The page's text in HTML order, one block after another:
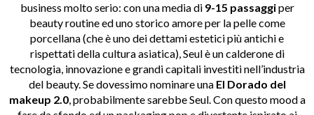
business molto serio: con una media di 9-15 passaggiper
beauty routine ed uno storico amore per la pelle come
porcellana (che è uno dei dettami estetici più antichi e
rispettati della cultura asiatica), Seul è un calderone di
tecnologia, innovazione e grandi capitali investiti nell’industria
del beauty. Se dovessimo nominare una El Dorado del
makeup 2.0, probabilmente sarebbe Seul. Con questo mood a